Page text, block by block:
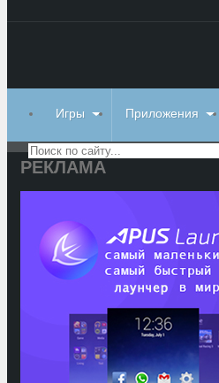
Игры Приложения
РЕКЛАМА